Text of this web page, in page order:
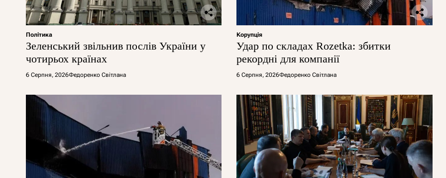
Політика
Зеленський звільнив послів України у
чотирьох країнах
6 Серпня, 2026Федоренко Світлана
Корупція
Удар по складах Rozetka: збитки
рекордні для компанії
6 Серпня, 2026Федоренко Світлана